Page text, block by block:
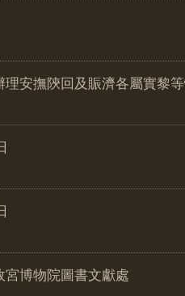
理安撫陝回及賑濟各屬實黎
博物院圖書文獻處